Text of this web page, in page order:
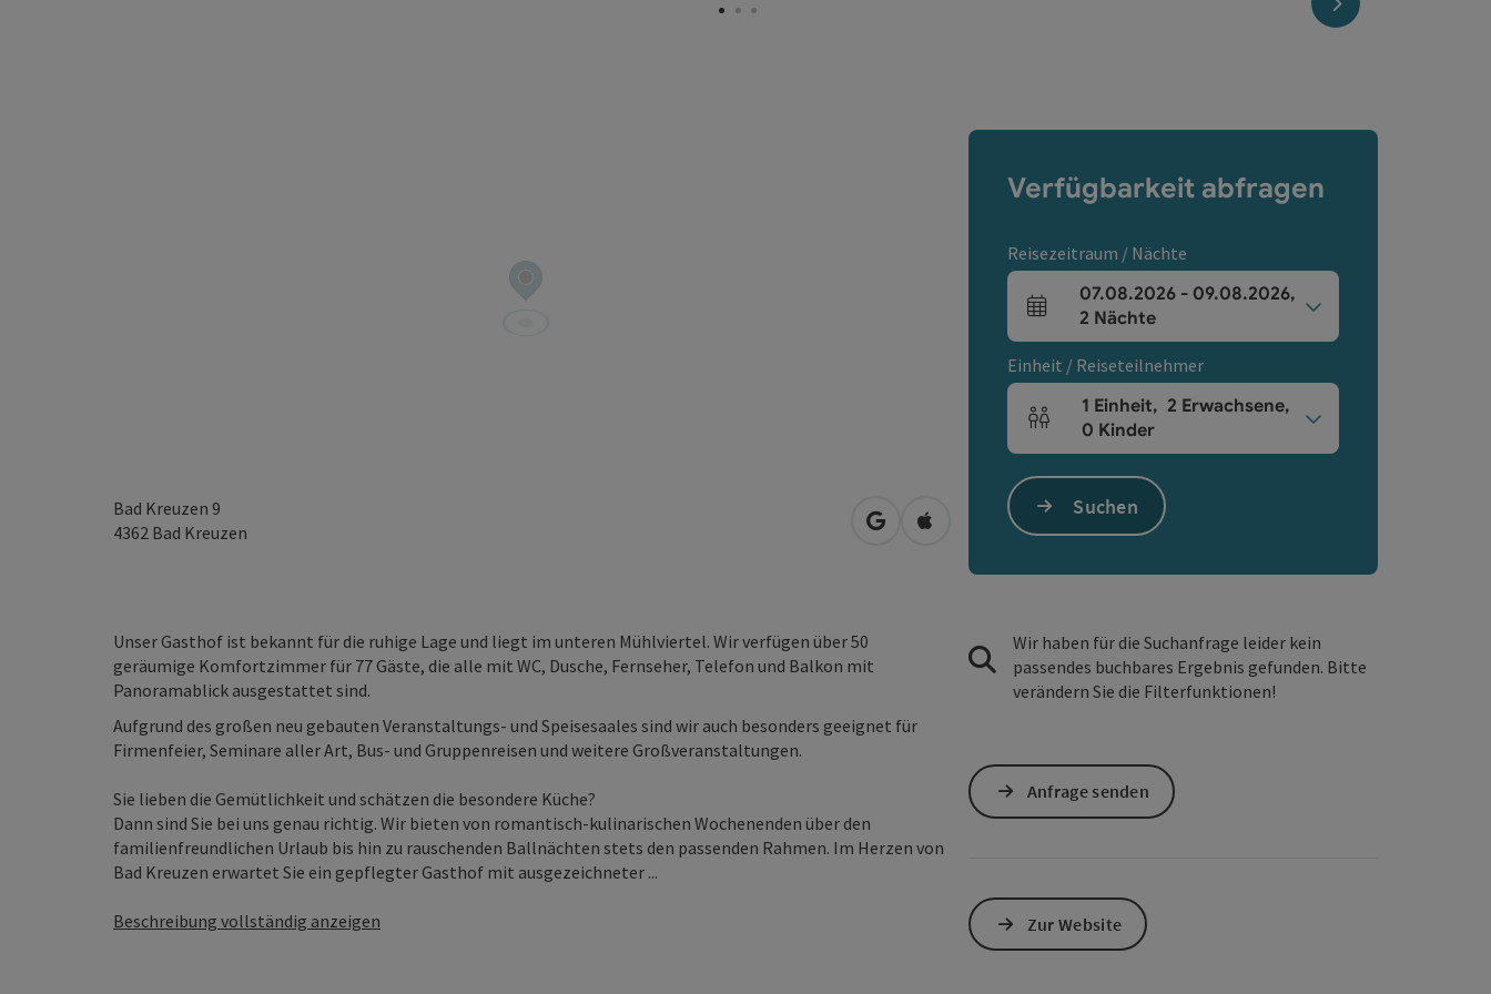
Bad Kreuzen 9
4362 Bad Kreuzen in Google Maps öffnen
in Apple Maps öffnen
Unser Gasthof ist bekannt für die ruhige Lage und liegt im unteren Mühlviertel. Wir verfügen über 50
geräumige Komfortzimmer für 77 Gäste, die alle mit WC, Dusche, Fernseher, Telefon und Balkon mit
Panoramablick ausgestattet sind.
Aufgrund des großen neu gebauten Veranstaltungs- und Speisesaales sind wir auch besonders geeignet für
Firmenfeier, Seminare aller Art, Bus- und Gruppenreisen und weitere Großveranstaltungen.
Sie lieben die Gemütlichkeit und schätzen die besondere Küche?
Dann sind Sie bei uns genau richtig. Wir bieten von romantisch-kulinarischen Wochenenden über den
familienfreundlichen Urlaub bis hin zu rauschenden Ballnächten stets den passenden Rahmen. Im Herzen von
Bad Kreuzen erwartet Sie ein gepflegter Gasthof mit ausgezeichneter ...
Beschreibung vollständig anzeigen
Verfügbarkeit abfragen
Reisezeitraum / Nächte
An- und Abreisefelder
07.08.2026- 09.08.2026,
2 Nächte
Einheit / Reiseteilnehmer
Einheitenanzahl und Personenfelder
1 Einheit, 2 Erwachsene,
0 Kinder
Suchen
Wir haben für die Suchanfrage leider kein
passendes buchbares Ergebnis gefunden. Bitte
verändern Sie die Filterfunktionen!
Anfrage senden
Zur Website